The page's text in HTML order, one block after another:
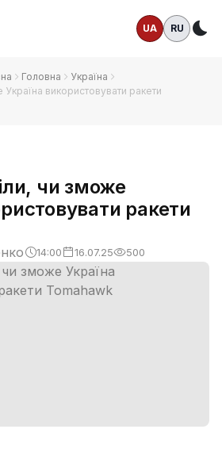
UA RU
Головна
Україна
використовувати ракети
чи зможе
ракети
14:00 16.07.25 500